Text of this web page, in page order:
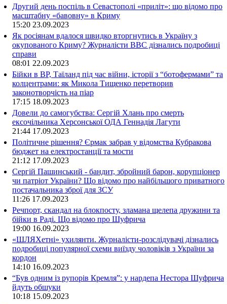
Другий день поспіль в Севастополі «приліт»: що відомо про
масштабну «бавовну» в Криму
15:20 23.09.2023
Як росіянам вдалося швидко вторгнутись в Україну з
окупованого Криму? Журналісти ВВС дізнались подробиці
справи
08:01 22.09.2023
Бійки в ВР, Таїланд під час війни, історії з “ботофермами” та
колцентрами: як Микола Тищенко перетворив
законотворчість на піар
17:15 18.09.2023
Довели до самогубства: Сергій Хлань про смерть
ексочільника Херсонської ОДА Геннадія Лагути
21:44 17.09.2023
Політичне рішення? Єрмак забрав у відомства Кубракова
бюджет на електростанції та мости
21:12 17.09.2023
Сергій Пашинський - бандит, збройний барон, корупціонер
чи патріот України? Що відомо про найбільшого приватного
постачальника зброї для ЗСУ
11:26 17.09.2023
Речпорт, скандал на блокпосту, зламана щелепа дружини та
бійки в Раді. Що відомо про Шуфрича
19:00 16.09.2023
«ШЛЯХетні» ухилянти. Журналісти-розслідувачі дізнались
подробиці популярної схеми виїзду чоловіків з України за
кордон
14:10 16.09.2023
“Був одним із рупорів Кремля”: у нардепа Нестора Шуфрича
йдуть обшуки
10:18 15.09.2023